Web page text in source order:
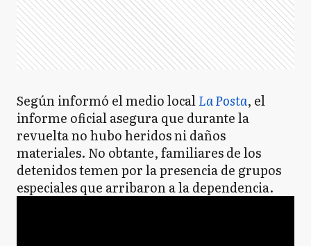
Según informó el medio localLa Posta, el
informe oficial asegura que durante la
revuelta no hubo heridos ni daños
materiales. No obtante, familiares de los
detenidos temen por la presencia de grupos
especiales que arribaron a la dependencia.